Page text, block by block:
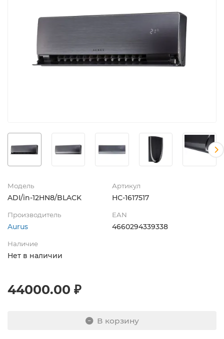
Модель
ADI/in-12HN8/BLACK
Артикул
НС-1617517
Производитель
Aurus
EAN
4660294339338
Наличие
Нет в наличии
44000.00 ₽
В корзину